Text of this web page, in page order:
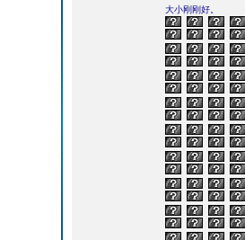
大小刚刚好。